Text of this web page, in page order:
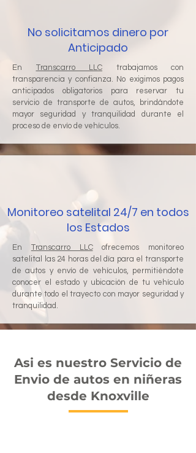
No solicitamos dinero por
Anticipado
En Transcarro LLC trabajamos con
transparencia y confianza. No exigimos pagos
anticipados obligatorios para reservar tu
servicio de transporte de autos, brindándote
mayor seguridad y tranquilidad durante el
proceso de envío de vehículos.
Monitoreo satelital 24/7 en todos
los Estados
En Transcarro LLCofrecemos monitoreo
satelital las 24 horas del día para el transporte
de autos y envío de vehículos, permitiéndote
conocer el estado y ubicación de tu vehículo
durante todo el trayecto con mayor seguridad y
tranquilidad.
Asi es nuestro Servicio de
Envio de autos en niñeras
desde Knoxville